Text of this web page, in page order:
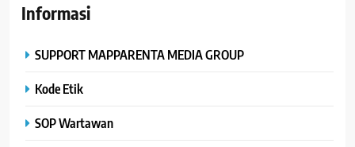
Informasi
SUPPORT MAPPARENTA MEDIA GROUP
Kode Etik
SOP Wartawan